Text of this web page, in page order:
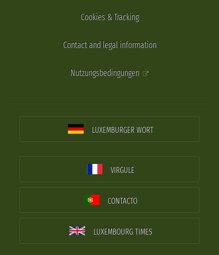
Cookies & Tracking
Contact and legal information
Nutzungsbedingungen
LUXEMBURGER WORT
VIRGULE
CONTACTO
LUXEMBOURG TIMES